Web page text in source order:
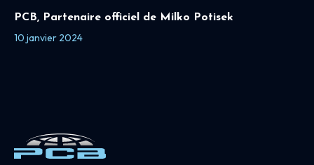
PCB, Partenaire officiel de Milko Potisek
10 janvier 2024